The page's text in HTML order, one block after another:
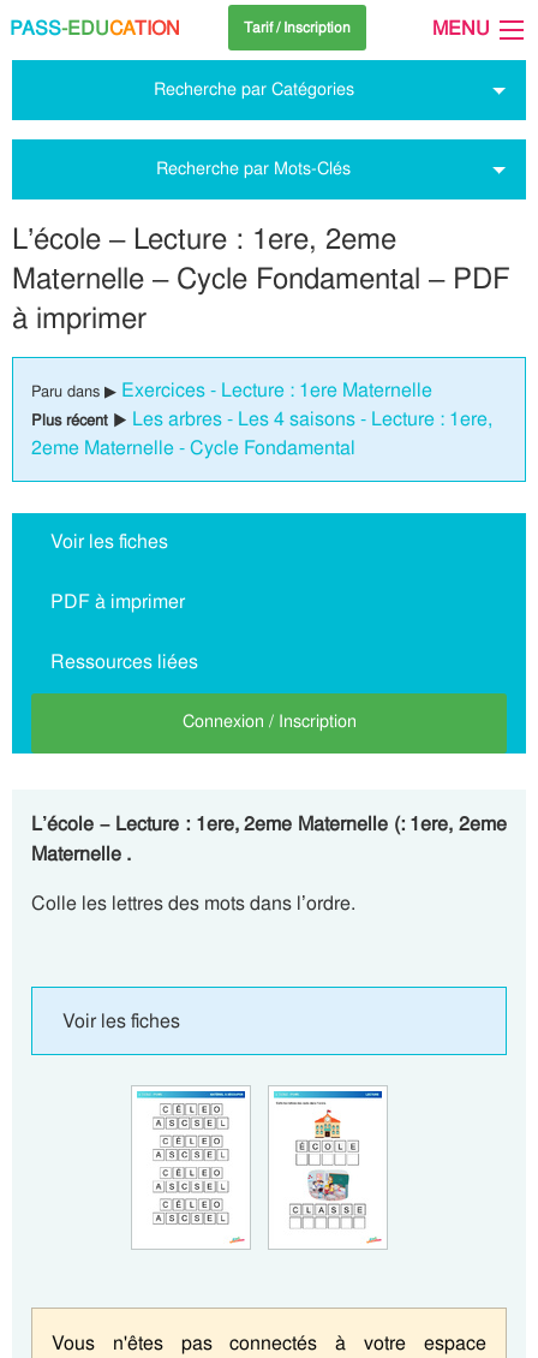
PASS-EDUCATION Tarif / Inscription MENU
Recherche par Catégories
Recherche par Mots-Clés
L’école – Lecture : 1ere, 2eme
Maternelle – Cycle Fondamental – PDF
à imprimer
Paru dans ▶ Exercices - Lecture : 1ere Maternelle
Plus récent ▶ Les arbres - Les 4 saisons - Lecture : 1ere,
2eme Maternelle - Cycle Fondamental
Voir les fiches
PDF à imprimer
Ressources liées
Connexion / Inscription
L’école – Lecture : 1ere, 2eme Maternelle (: 1ere, 2eme
Maternelle .
Colle les lettres des mots dans l’ordre.
Voir les fiches
Vous n'êtes pas connectés à votre espace